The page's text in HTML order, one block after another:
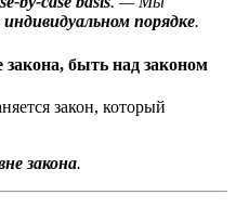
индивидуальном порядке.
быть над законом
закон, который
закона.